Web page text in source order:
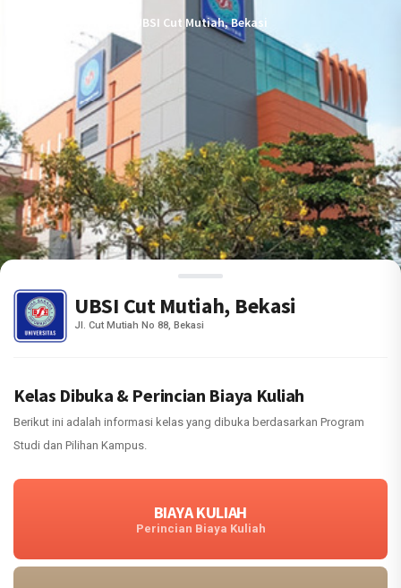
UBSI Cut Mutiah, Bekasi
UBSI Cut Mutiah, Bekasi
Jl. Cut Mutiah No 88, Bekasi
Kelas Dibuka & Perincian Biaya Kuliah
Berikut ini adalah informasi kelas yang dibuka berdasarkan Program
Studi dan Pilihan Kampus.
BIAYA KULIAH
Perincian Biaya Kuliah